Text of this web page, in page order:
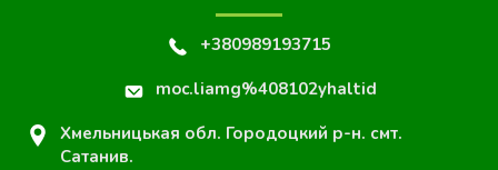
+380989193715
moc.liamg%408102yhaltid
Хмельницькая обл. Городоцкий р-н. смт.
Сатанив.